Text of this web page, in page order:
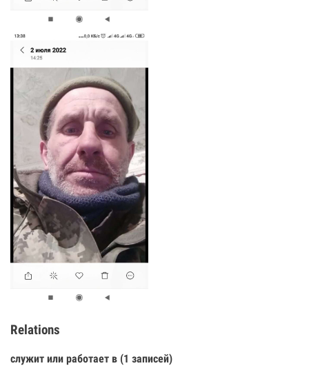
Relations
служит или работает в (1 записей)